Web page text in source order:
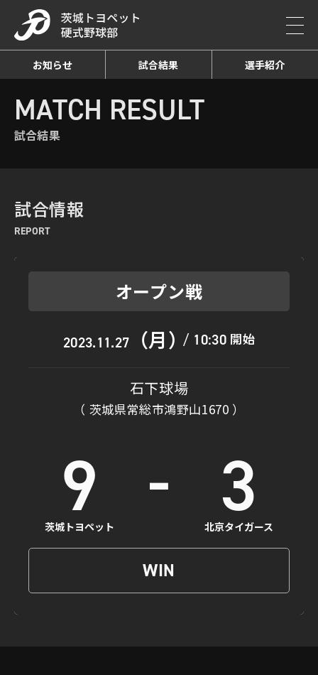
お知らせ 試合結果 選手紹介
MATCH RESULT 試合結果詳細
MATCH RESULT
試合結果
試合情報
REPORT
オープン戦
2023.11.27 （月）/ 10:30 開始
石下球場
（ 茨城県常総市鴻野山1670 ）
茨城トヨペット
9 - 3
北京タイガース
WIN